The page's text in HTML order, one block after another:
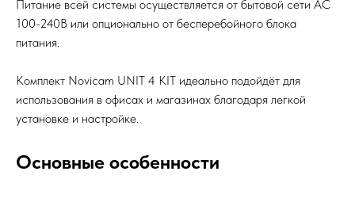
Питание всей системы осуществляется от бытовой сети AC
100-240В или опционально от бесперебойного блока
питания.
Комплект Novicam UNIT 4 KIT идеально подойдёт для
использования в офисах и магазинах благодаря легкой
установке и настройке.
Основные особенности